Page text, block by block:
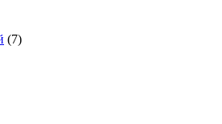
(7)